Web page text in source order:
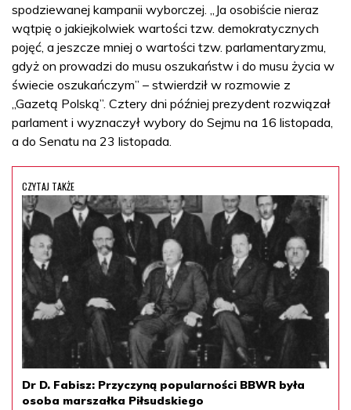
spodziewanej kampanii wyborczej. „Ja osobiście nieraz
wątpię o jakiejkolwiek wartości tzw. demokratycznych
pojęć, a jeszcze mniej o wartości tzw. parlamentaryzmu,
gdyż on prowadzi do musu oszukaństw i do musu życia w
świecie oszukańczym” – stwierdził w rozmowie z
„Gazetą Polską”. Cztery dni później prezydent rozwiązał
parlament i wyznaczył wybory do Sejmu na 16 listopada,
a do Senatu na 23 listopada.
CZYTAJ TAKŻE
Dr D. Fabisz: Przyczyną popularności BBWR była
osoba marszałka Piłsudskiego